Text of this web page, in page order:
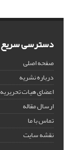
دسترسی سریع
صفحه اصلی
درباره نشریه
اعضای هیات تحریریه
ارسال مقاله
تماس با ما
نقشه سایت